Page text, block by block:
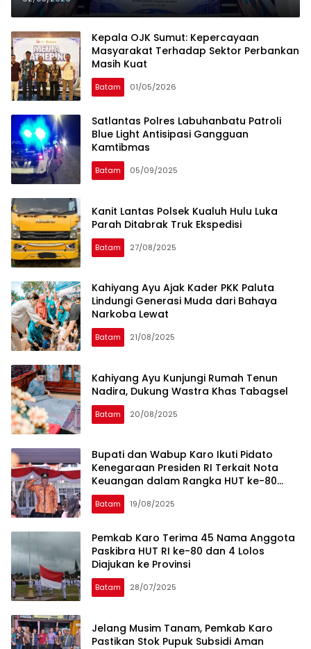
Park
Kepala OJK Sumut: Kepercayaan
Masyarakat Terhadap Sektor Perbankan
Masih Kuat
Batam 01/05/2026
Satlantas Polres Labuhanbatu Patroli
Blue Light Antisipasi Gangguan
Kamtibmas
Batam 05/09/2025
Kanit Lantas Polsek Kualuh Hulu Luka
Parah Ditabrak Truk Ekspedisi
Batam 27/08/2025
Kahiyang Ayu Ajak Kader PKK Paluta
Lindungi Generasi Muda dari Bahaya
Narkoba Lewat
Batam 21/08/2025
Kahiyang Ayu Kunjungi Rumah Tenun
Nadira, Dukung Wastra Khas Tabagsel
Batam 20/08/2025
Bupati dan Wabup Karo Ikuti Pidato
Kenegaraan Presiden RI Terkait Nota
Keuangan dalam Rangka HUT ke-80
Kemerdekaan RI
Batam 19/08/2025
Pemkab Karo Terima 45 Nama Anggota
Paskibra HUT RI ke-80 dan 4 Lolos
Diajukan ke Provinsi
Batam 28/07/2025
Jelang Musim Tanam, Pemkab Karo
Pastikan Stok Pupuk Subsidi Aman